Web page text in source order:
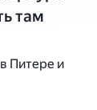
там
Питере и